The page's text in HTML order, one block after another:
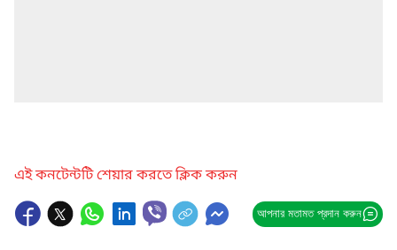
এই কনটেন্টটি শেয়ার করতে ক্লিক করুন
আপনার মতামত প্রদান করুন